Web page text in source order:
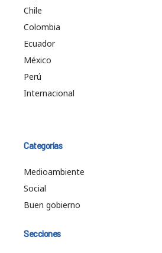
Chile
Colombia
Ecuador
México
Perú
Internacional
Categorías
Medioambiente
Social
Buen gobierno
Secciones